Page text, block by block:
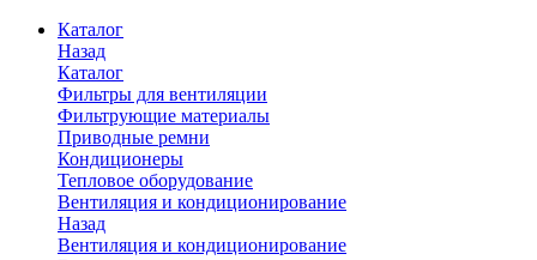
Каталог
Назад
Каталог
Фильтры для вентиляции
Фильтрующие материалы
Приводные ремни
Кондиционеры
Тепловое оборудование
Вентиляция и кондиционирование
Назад
Вентиляция и кондиционирование